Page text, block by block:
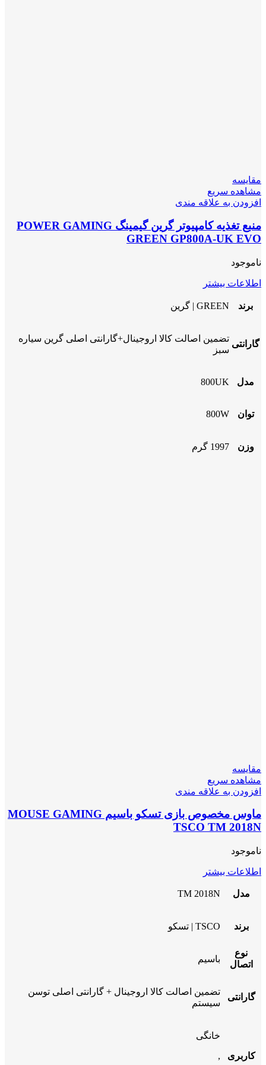
مقایسه
مشاهده سریع
افزودن به علاقه مندی
منبع تغذیه کامپیوتر گرین گیمینگ POWER GAMING
GREEN GP800A-UK EVO
ناموجود
اطلاعات بیشتر
برند GREEN | گرین
گارانتی
تضمین اصالت کالا اروجینال+گارانتی اصلی گرین سیاره
سبز
مدل 800UK
توان 800W
وزن 1997 گرم
مقایسه
مشاهده سریع
افزودن به علاقه مندی
ماوس مخصوص بازی تسکو باسیم MOUSE GAMING
TSCO TM 2018N
ناموجود
اطلاعات بیشتر
مدل TM 2018N
برند TSCO | تسکو
نوع
اتصال
باسیم
گارانتی
تضمین اصالت کالا اروجینال + گارانتی اصلی توسن
سیستم
کاربری
خانگی
,